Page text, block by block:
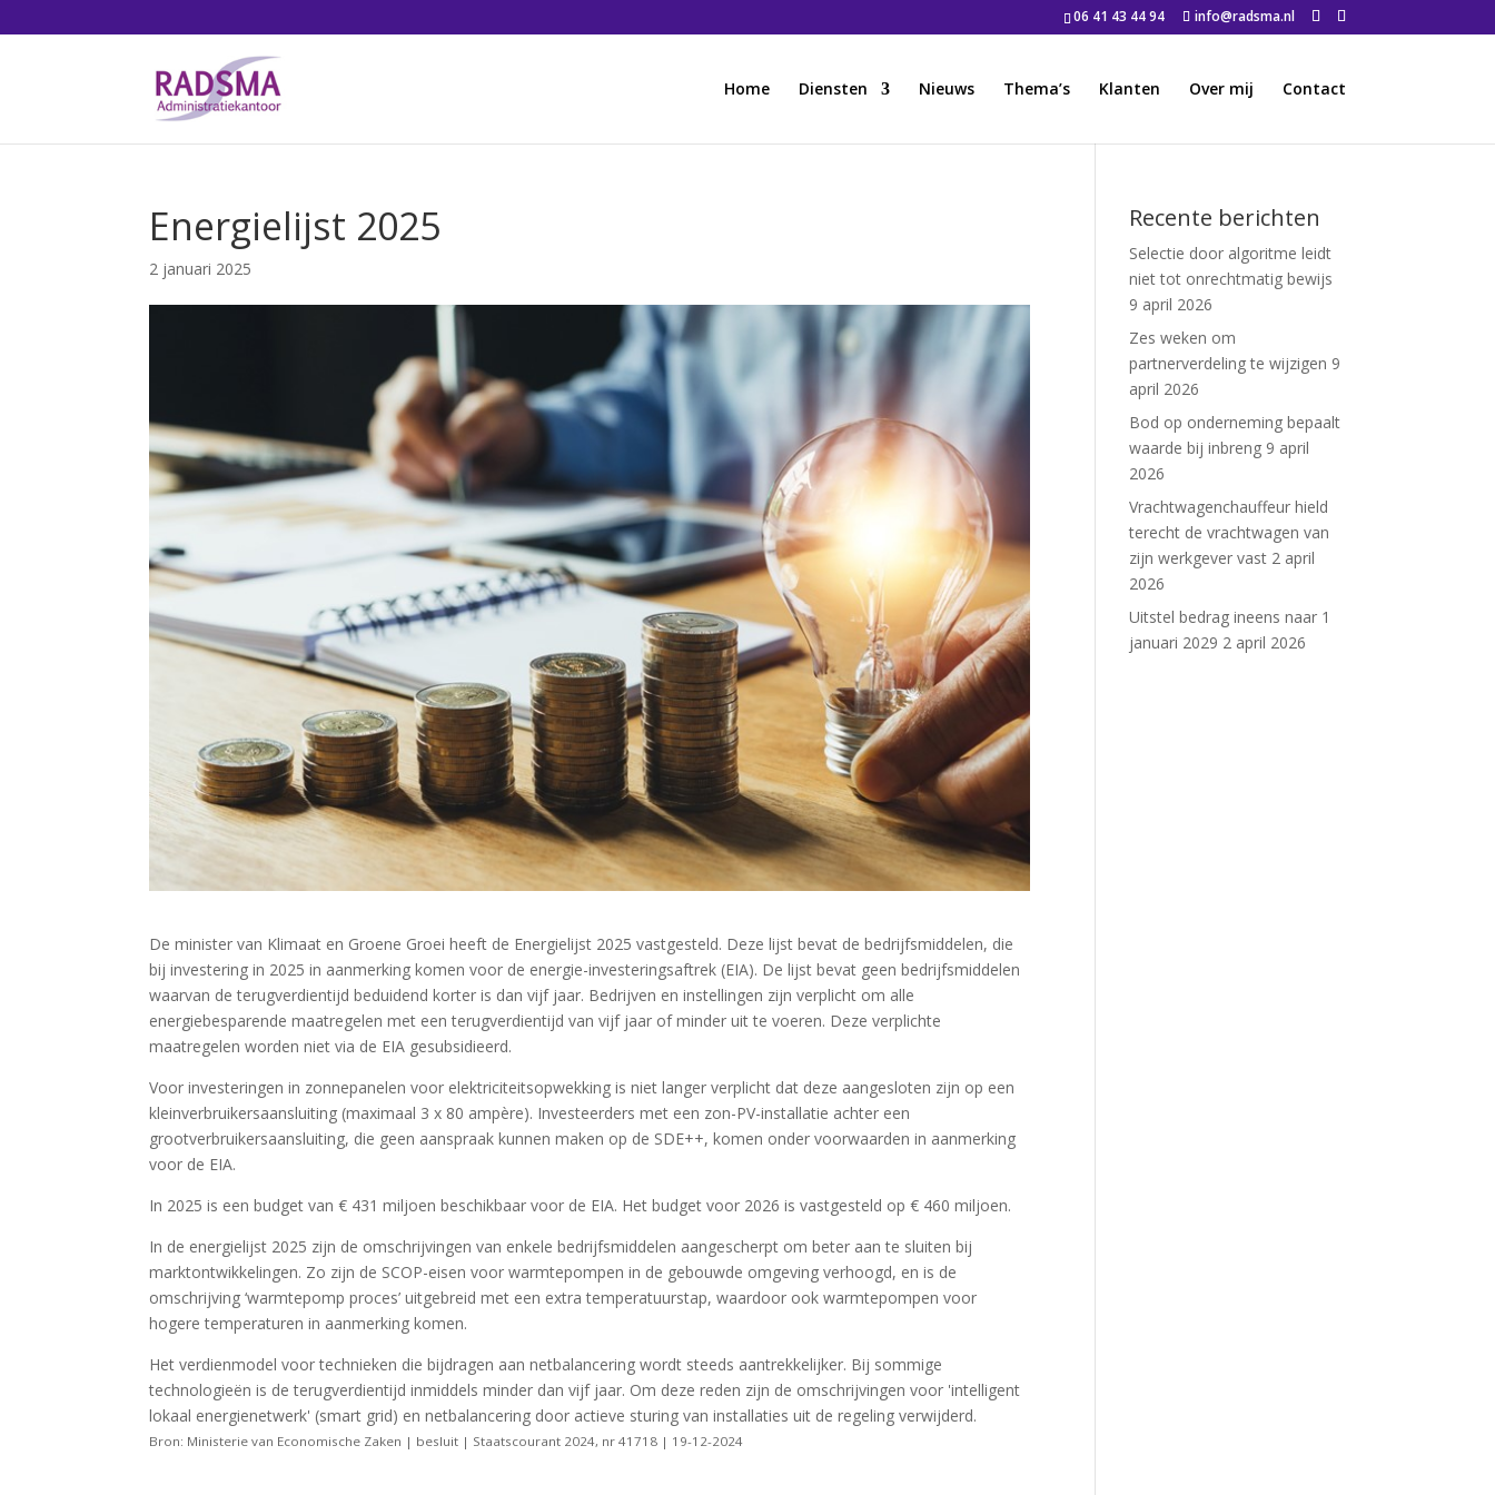
06 41 43 44 94 info@radsma.nl
Home Diensten Nieuws Thema’s Klanten Over mij Contact
Energielijst 2025
2 januari 2025
De minister van Klimaat en Groene Groei heeft de Energielijst 2025 vastgesteld. Deze lijst bevat de bedrijfsmiddelen, die
bij investering in 2025 in aanmerking komen voor de energie-investeringsaftrek (EIA). De lijst bevat geen bedrijfsmiddelen
waarvan de terugverdientijd beduidend korter is dan vijf jaar. Bedrijven en instellingen zijn verplicht om alle
energiebesparende maatregelen met een terugverdientijd van vijf jaar of minder uit te voeren. Deze verplichte
maatregelen worden niet via de EIA gesubsidieerd.
Voor investeringen in zonnepanelen voor elektriciteitsopwekking is niet langer verplicht dat deze aangesloten zijn op een
kleinverbruikersaansluiting (maximaal 3 x 80 ampère). Investeerders met een zon-PV-installatie achter een
grootverbruikersaansluiting, die geen aanspraak kunnen maken op de SDE++, komen onder voorwaarden in aanmerking
voor de EIA.
In 2025 is een budget van € 431 miljoen beschikbaar voor de EIA. Het budget voor 2026 is vastgesteld op € 460 miljoen.
In de energielijst 2025 zijn de omschrijvingen van enkele bedrijfsmiddelen aangescherpt om beter aan te sluiten bij
marktontwikkelingen. Zo zijn de SCOP-eisen voor warmtepompen in de gebouwde omgeving verhoogd, en is de
omschrijving ‘warmtepomp proces’ uitgebreid met een extra temperatuurstap, waardoor ook warmtepompen voor
hogere temperaturen in aanmerking komen.
Het verdienmodel voor technieken die bijdragen aan netbalancering wordt steeds aantrekkelijker. Bij sommige
technologieën is de terugverdientijd inmiddels minder dan vijf jaar. Om deze reden zijn de omschrijvingen voor 'intelligent
lokaal energienetwerk' (smart grid) en netbalancering door actieve sturing van installaties uit de regeling verwijderd.
Bron: Ministerie van Economische Zaken | besluit | Staatscourant 2024, nr 41718 | 19-12-2024
Recente berichten
Selectie door algoritme leidt
niet tot onrechtmatig bewijs
9 april 2026
Zes weken om
partnerverdeling te wijzigen 9
april 2026
Bod op onderneming bepaalt
waarde bij inbreng 9 april
2026
Vrachtwagenchauffeur hield
terecht de vrachtwagen van
zijn werkgever vast 2 april
2026
Uitstel bedrag ineens naar 1
januari 2029 2 april 2026